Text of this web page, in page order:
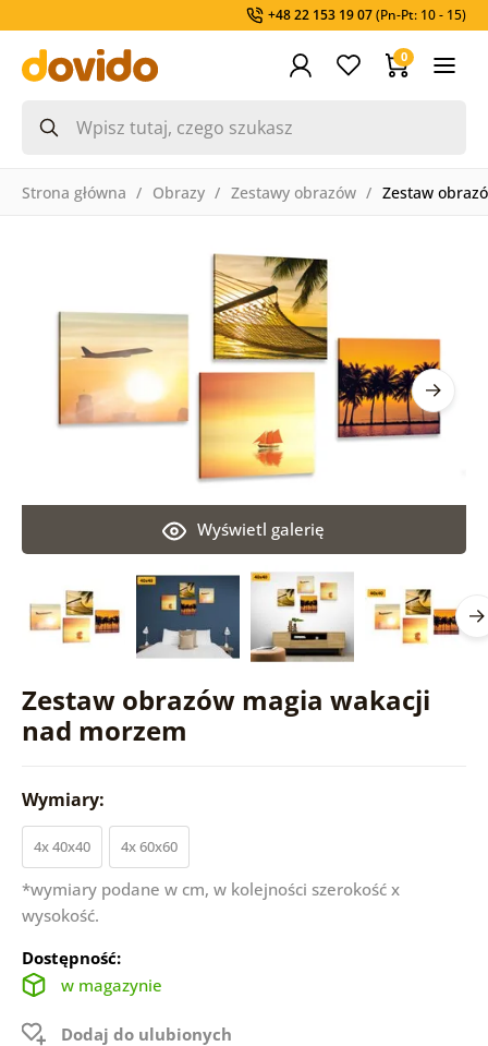
+48 22 153 19 07(Pn-Pt: 10 - 15)
0
Strona główna Obrazy Zestawy obrazów Zestaw
Zestaw obrazów magia wakacji
nad morzem
Wyświetl galerię
Wymiary:
4x 40x40 4x 60x60
*wymiary podane w cm, w kolejności szerokość x
wysokość.
Dostępność:
w magazynie
Dodaj do ulubionych